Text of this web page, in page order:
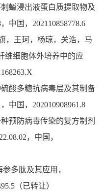
螠浸出液蛋白质提取物及
， 中国， 202110858778.6
，王珂，杨琼，关浩，马
维细胞体外培养中的应
酸多糖抗病毒层及其制备
， 中国， 202010908961.8
预防病毒传染的复方制剂
， 中国，
参多肽及其应用 ，
（已转让）